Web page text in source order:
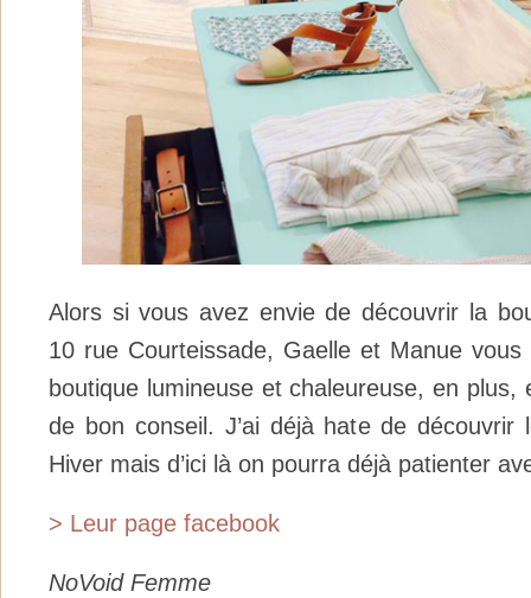
Alors si vous avez envie de découvrir la
10 rue Courteissade, Gaelle et Manue
boutique lumineuse et chaleureuse, en plus,
de bon conseil. J’ai déjà hate de découvrir
Hiver mais d’ici là on pourra déjà patienter
> Leur page facebook
NoVoid Femme